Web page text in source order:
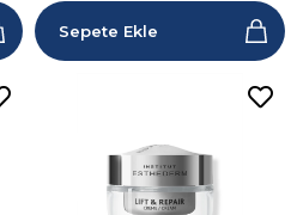
Sepete Ekle